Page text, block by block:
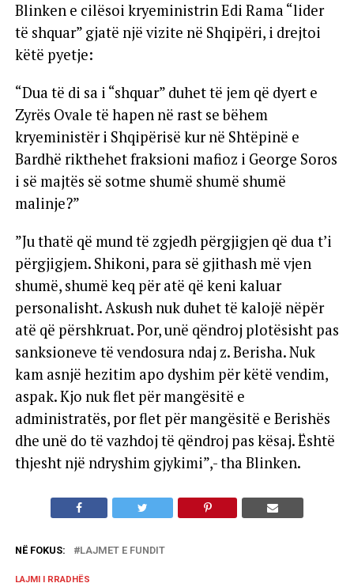
Blinken e cilësoi kryeministrin Edi Rama “lider
të shquar” gjatë një vizite në Shqipëri, i drejtoi
këtë pyetje:
“Dua të di sa i “shquar” duhet të jem që dyert e
Zyrës Ovale të hapen në rast se bëhem
kryeministër i Shqipërisë kur në Shtëpinë e
Bardhë rikthehet fraksioni mafioz i George Soros
i së majtës së sotme shumë shumë shumë
malinje?”
”Ju thatë që mund të zgjedh përgjigjen që dua t’i
përgjigjem. Shikoni, para së gjithash më vjen
shumë, shumë keq për atë që keni kaluar
personalisht. Askush nuk duhet të kalojë nëpër
atë që përshkruat. Por, unë qëndroj plotësisht pas
sanksioneve të vendosura ndaj z. Berisha. Nuk
kam asnjë hezitim apo dyshim për këtë vendim,
aspak. Kjo nuk flet për mangësitë e
administratës, por flet për mangësitë e Berishës
dhe unë do të vazhdoj të qëndroj pas kësaj. Është
thjesht një ndryshim gjykimi”,- tha Blinken.
NË FOKUS: LAJMET E FUNDIT
LAJMI I RRADHËS